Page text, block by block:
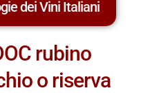
dei Vini Italiani
rubino
o riserva